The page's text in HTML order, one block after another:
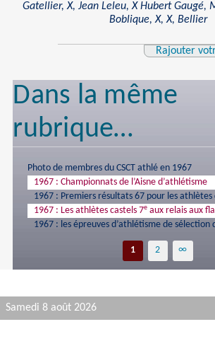
Gatellier, X, Jean Leleu, X Hubert Gaugé,
Boblique, X, X, Bellier
Rajouter
Dans la même
rubrique…
Photo de membres du CSCT athlé en 1967
1967 : Championnats de l’Aisne d’athlétisme
1967 : Premiers résultats 67 pour les athlètes
1967 : Les athlètes castels 7e aux relais aux
1967 : les épreuves d’athlétisme de sélection
1 2 ∞
Samedi 8 août 2026